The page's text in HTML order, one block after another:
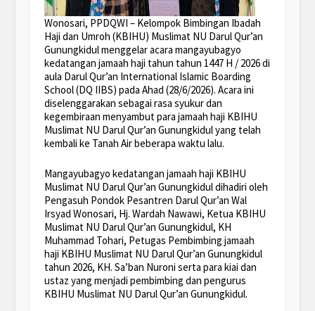
Wonosari, PPDQWI – Kelompok Bimbingan Ibadah
Haji dan Umroh (KBIHU) Muslimat NU Darul Qur’an
Gunungkidul menggelar acara mangayubagyo
kedatangan jamaah haji tahun tahun 1447 H / 2026 di
aula Darul Qur’an International Islamic Boarding
School (DQ IIBS) pada Ahad (28/6/2026). Acara ini
diselenggarakan sebagai rasa syukur dan
kegembiraan menyambut para jamaah haji KBIHU
Muslimat NU Darul Qur’an Gunungkidul yang telah
kembali ke Tanah Air beberapa waktu lalu.
Mangayubagyo kedatangan jamaah haji KBIHU
Muslimat NU Darul Qur’an Gunungkidul dihadiri oleh
Pengasuh Pondok Pesantren Darul Qur’an Wal
Irsyad Wonosari, Hj. Wardah Nawawi, Ketua KBIHU
Muslimat NU Darul Qur’an Gunungkidul, KH
Muhammad Tohari, Petugas Pembimbing jamaah
haji KBIHU Muslimat NU Darul Qur’an Gunungkidul
tahun 2026, KH. Sa’ban Nuroni serta para kiai dan
ustaz yang menjadi pembimbing dan pengurus
KBIHU Muslimat NU Darul Qur’an Gunungkidul.